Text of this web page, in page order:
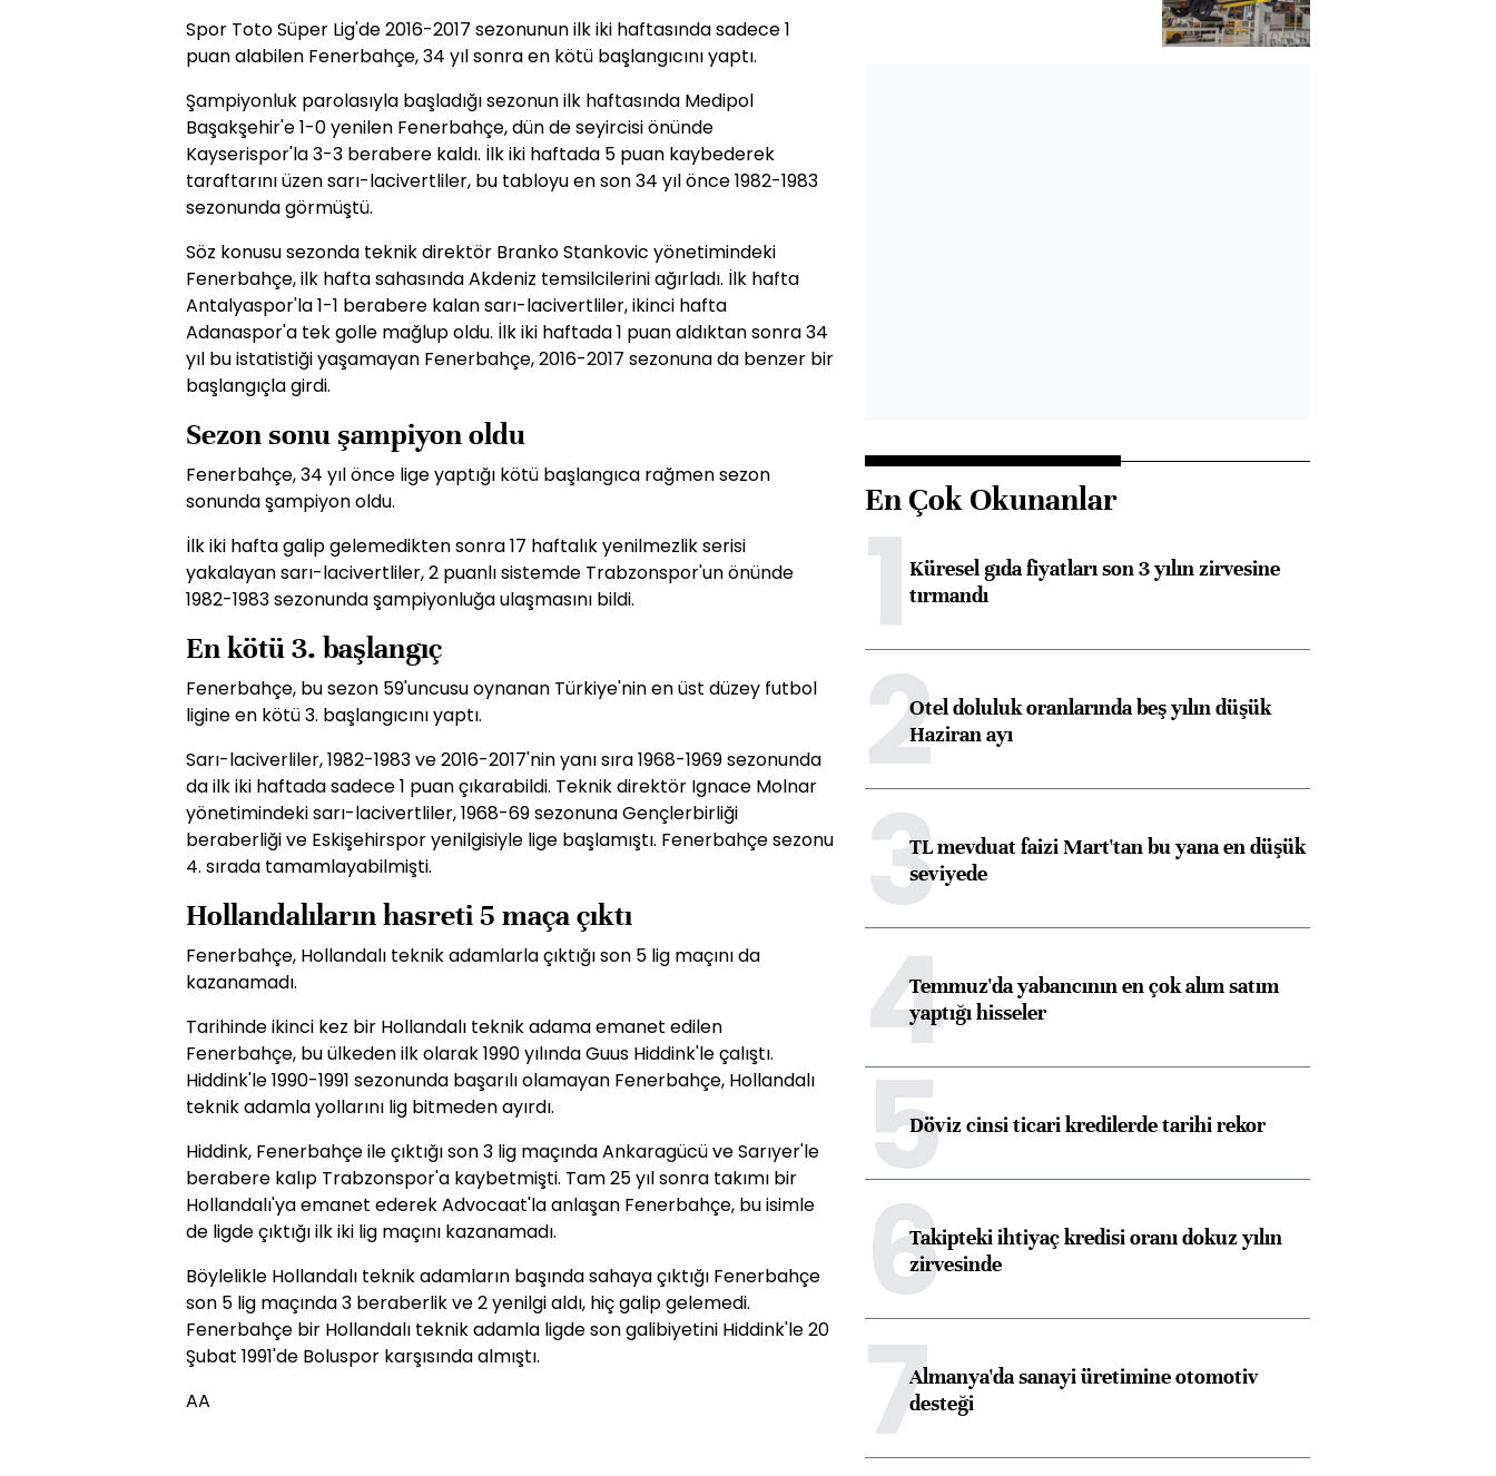
Spor Toto Süper Lig'de 2016-2017 sezonunun ilk iki haftasında sadece 1
puan alabilen Fenerbahçe, 34 yıl sonra en kötü başlangıcını yaptı.
Şampiyonluk parolasıyla başladığı sezonun ilk haftasında Medipol
Başakşehir'e 1-0 yenilen Fenerbahçe, dün de seyircisi önünde
Kayserispor'la 3-3 berabere kaldı. İlk iki haftada 5 puan kaybederek
taraftarını üzen sarı-lacivertliler, bu tabloyu en son 34 yıl önce 1982-1983
sezonunda görmüştü.
Söz konusu sezonda teknik direktör Branko Stankovic yönetimindeki
Fenerbahçe, ilk hafta sahasında Akdeniz temsilcilerini ağırladı. İlk hafta
Antalyaspor'la 1-1 berabere kalan sarı-lacivertliler, ikinci hafta
Adanaspor'a tek golle mağlup oldu. İlk iki haftada 1 puan aldıktan sonra 34
yıl bu istatistiği yaşamayan Fenerbahçe, 2016-2017 sezonuna da benzer bir
başlangıçla girdi.
Sezon sonu şampiyon oldu
Fenerbahçe, 34 yıl önce lige yaptığı kötü başlangıca rağmen sezon
sonunda şampiyon oldu.
İlk iki hafta galip gelemedikten sonra 17 haftalık yenilmezlik serisi
yakalayan sarı-lacivertliler, 2 puanlı sistemde Trabzonspor'un önünde
1982-1983 sezonunda şampiyonluğa ulaşmasını bildi.
En kötü 3. başlangıç
Fenerbahçe, bu sezon 59'uncusu oynanan Türkiye'nin en üst düzey futbol
ligine en kötü 3. başlangıcını yaptı.
Sarı-laciverliler, 1982-1983 ve 2016-2017'nin yanı sıra 1968-1969 sezonunda
da ilk iki haftada sadece 1 puan çıkarabildi. Teknik direktör Ignace Molnar
yönetimindeki sarı-lacivertliler, 1968-69 sezonuna Gençlerbirliği
beraberliği ve Eskişehirspor yenilgisiyle lige başlamıştı. Fenerbahçe sezonu
4. sırada tamamlayabilmişti.
Hollandalıların hasreti 5 maça çıktı
Fenerbahçe, Hollandalı teknik adamlarla çıktığı son 5 lig maçını da
kazanamadı.
Tarihinde ikinci kez bir Hollandalı teknik adama emanet edilen
Fenerbahçe, bu ülkeden ilk olarak 1990 yılında Guus Hiddink'le çalıştı.
Hiddink'le 1990-1991 sezonunda başarılı olamayan Fenerbahçe, Hollandalı
teknik adamla yollarını lig bitmeden ayırdı.
Hiddink, Fenerbahçe ile çıktığı son 3 lig maçında Ankaragücü ve Sarıyer'le
berabere kalıp Trabzonspor'a kaybetmişti. Tam 25 yıl sonra takımı bir
Hollandalı'ya emanet ederek Advocaat'la anlaşan Fenerbahçe, bu isimle
de ligde çıktığı ilk iki lig maçını kazanamadı.
Böylelikle Hollandalı teknik adamların başında sahaya çıktığı Fenerbahçe
son 5 lig maçında 3 beraberlik ve 2 yenilgi aldı, hiç galip gelemedi.
Fenerbahçe bir Hollandalı teknik adamla ligde son galibiyetini Hiddink'le 20
Şubat 1991'de Boluspor karşısında almıştı.
AA
En Çok Okunanlar
1Küresel gıda fiyatları son 3 yılın zirvesine
tırmandı
2Otel doluluk oranlarında beş yılın düşük
Haziran ayı
3TL mevduat faizi Mart'tan bu yana en düşük
seviyede
4Temmuz'da yabancının en çok alım satım
yaptığı hisseler
5Döviz cinsi ticari kredilerde tarihi rekor
6Takipteki ihtiyaç kredisi oranı dokuz yılın
zirvesinde
7Almanya'da sanayi üretimine otomotiv
desteği